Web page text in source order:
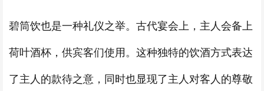
碧筒饮也是一种礼仪之举。古代宴会上，主人会备上
荷叶酒杯，供宾客们使用。这种独特的饮酒方式表达
了主人的款待之意，同时也显现了主人对客人的尊敬